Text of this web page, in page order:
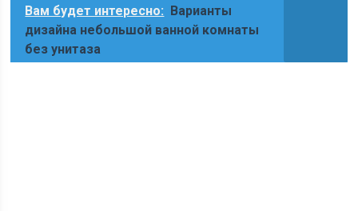
Вам будет интересно:
Варианты
дизайна небольшой ванной комнаты
без унитаза